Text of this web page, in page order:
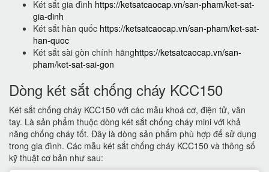
Két sắt gia đình https://ketsatcaocap.vn/san-pham/ket-sat-
gia-dinh
Két sắt hàn quốc https://ketsatcaocap.vn/san-pham/ket-sat-
han-quoc
Két sắt sài gòn chính hãnghttps://ketsatcaocap.vn/san-
pham/ket-sat-sai-gon
Dòng két sắt chống cháy KCC150
Két sắt chống cháy KCC150 với các mẫu khoá cơ, điện tử, vân
tay. Là sản phẩm thuộc dòng két sắt chống cháy mini với khả
năng chống cháy tốt. Đây là dòng sản phẩm phù hợp để sử dụng
trong gia đình. Các mẫu két sắt chống cháy KCC150 và thông số
kỹ thuật cơ bản như sau: